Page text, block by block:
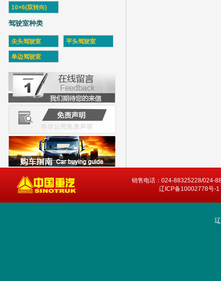
10×6(双转向)
驾驶室种类
尖头驾驶室 平头驾驶室
单边驾驶室
销售电话：024-88325228/024-
辽ICP备10002778号-1